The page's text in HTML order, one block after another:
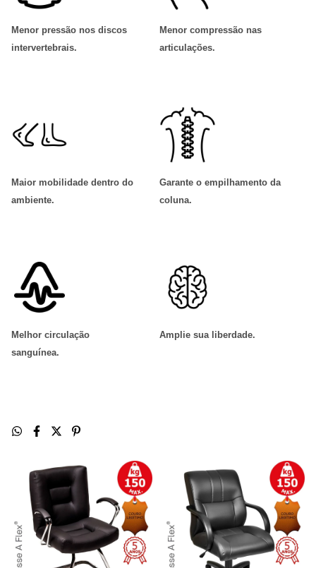
Menor pressão nos discos
intervertebrais.
Menor compressão nas
articulações.
Maior mobilidade dentro do
ambiente.
Garante o empilhamento da
coluna.
Melhor circulação
sanguínea.
Amplie sua liberdade.